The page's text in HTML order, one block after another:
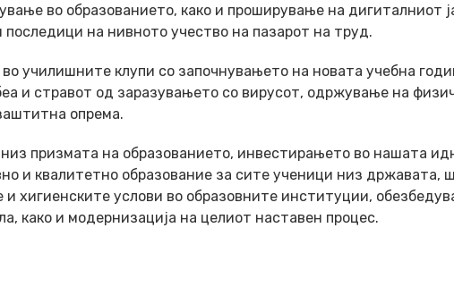
во образованието, како и проширување на дигиталниот
на нивното учество на пазарот на труд.
училишните клупи со започнувањето на новата учебна
и стравот од заразувањето со вирусот, одржување на
опрема.
призмата на образованието, инвестирањето во нашата
и квалитетно образование за сите ученици низ државата,
хигиенските услови во образовните институции,
како и модернизација на целиот наставен процес.